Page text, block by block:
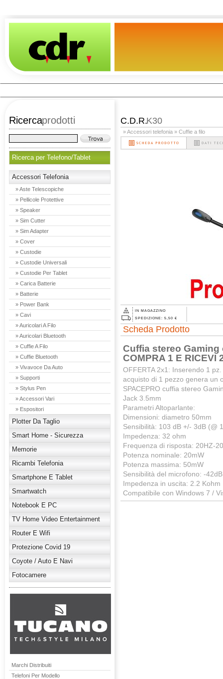
Ricercaprodotti
Ricerca per Telefono/Tablet
Accessori Telefonia
» Aste Telescopiche
» Pellicole Protettive
» Speaker
» Sim Cutter
» Sim Adapter
» Cover
» Custodie
» Custodie Universali
» Custodie Per Tablet
» Carica Batterie
» Batterie
» Power Bank
» Cavi
» Auricolari A Filo
» Auricolari Bluetooth
» Cuffie A Filo
» Cuffie Bluetooth
» Vivavoce Da Auto
» Supporti
» Stylus Pen
» Accessori Vari
» Espositori
Plotter Da Taglio
Smart Home - Sicurezza
Memorie
Ricambi Telefonia
Smartphone E Tablet
Smartwatch
Notebook E PC
TV Home Video Entertainment
Router E Wifi
Protezione Covid 19
Coyote / Auto E Navi
Fotocamere
Marchi Distribuiti
Telefoni Per Modello
C.D.R.K30
» Accessori telefonia » Cuffie a filo
IN MAGAZZINO
SPEDIZIONE: 5,50 €
Scheda Prodotto
Cuffia stereo Gaming
COMPRA 1 E RICEVI
OFFERTA 2x1: Inserendo 1
acquisto di 1 pezzo genera un
SPACEPRO cuffia stereo
Jack 3.5mm
Parametri Altoparlante:
Dimensioni: diametro 50mm
Sensibilità: 103 dB +/- 3dB (@
Impedenza: 32 ohm
Frequenza di risposta: 20HZ-
Potenza nominale: 20mW
Potenza massima: 50mW
Sensibilità del microfono: -
Impedenza in uscita: 2.2 Kohm
Compatibile con Windows 7 /